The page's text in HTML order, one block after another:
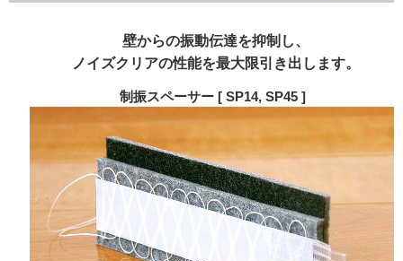
壁からの振動伝達を抑制し、
ノイズクリアの性能を最大限引き出します。
制振スペーサー [ SP14, SP45 ]